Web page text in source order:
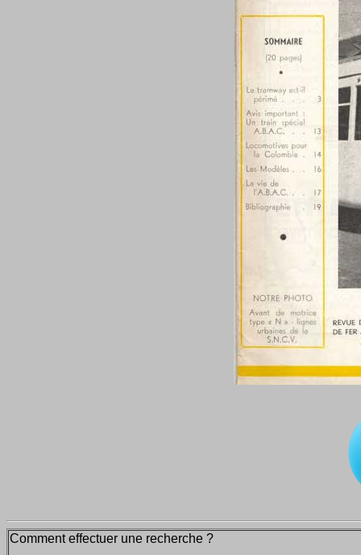
Comment effectuer une recherche ?